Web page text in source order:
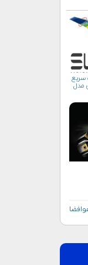
سريع
مدل